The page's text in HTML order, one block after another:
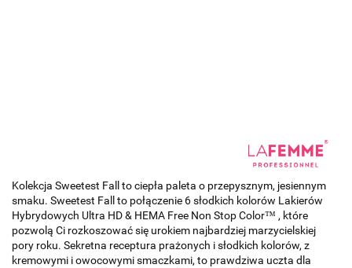
Kolekcja Sweetest Fall to ciepła paleta o przepysznym, jesiennym
smaku. Sweetest Fall to połączenie 6 słodkich kolorów Lakierów
Hybrydowych Ultra HD & HEMA Free Non Stop Color™ , które
pozwolą Ci rozkoszować się urokiem najbardziej marzycielskiej
pory roku. Sekretna receptura prażonych i słodkich kolorów, z
kremowymi i owocowymi smaczkami, to prawdziwa uczta dla